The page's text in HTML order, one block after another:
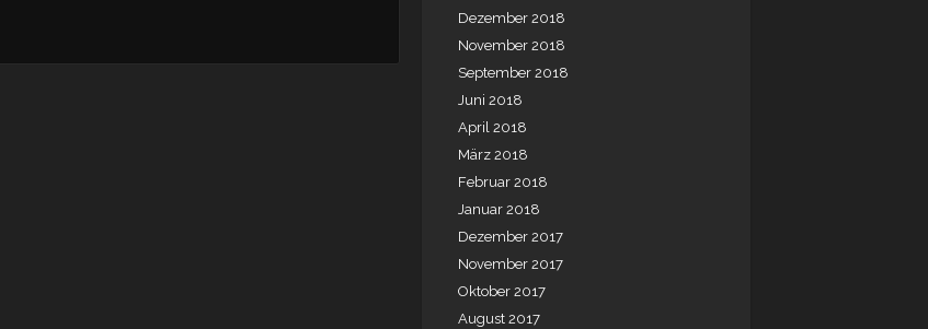
Dezember 2018
November 2018
September 2018
Juni 2018
April 2018
März 2018
Februar 2018
Januar 2018
Dezember 2017
November 2017
Oktober 2017
August 2017